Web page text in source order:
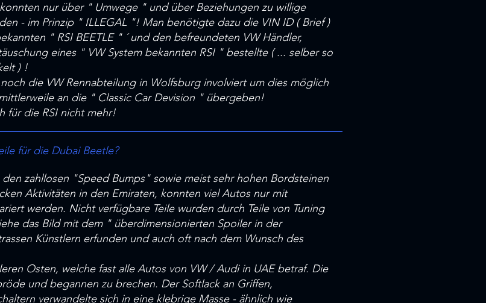
nur über " Umwege " und über Beziehungen zu willige
- im Prinzip " ILLEGAL "! Man benötigte dazu die VIN ID ( Brief )
" RSI BEETLE " ´ und den befreundeten VW Händler,
eines " VW System bekannten RSI " bestellte ( ... selber so
) !
die VW Rennabteilung in Wolfsburg involviert um dies möglich
an die " Classic Car Devision " übergeben!
für die RSI nicht mehr!
für die Dubai Beetle?
zahllosen "Speed Bumps" sowie meist sehr hohen Bordsteinen
Aktivitäten in den Emiraten, konnten viel Autos nur mit
werden. Nicht verfügbare Teile wurden durch Teile von Tuning
das Bild mit dem " überdimensionierten Spoiler in der
Künstlern erfunden und auch oft nach dem Wunsch des
Osten, welche fast alle Autos von VW / Audi in UAE betraf. Die
und begannen zu brechen. Der Softlack an Griffen,
verwandelte sich in eine klebrige Masse - ähnlich wie